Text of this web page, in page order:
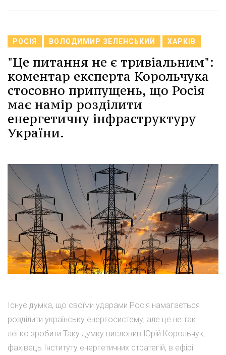
РОСІЯ ВОЛОДИМИР ЗЕЛЕНСЬКИЙ ХАРКІВ
"Це питання не є тривіальним":
коментар експерта Корольчука
стосовно припущень, що Росія
має намір розділити
енергетичну інфраструктуру
України.
Існує думка, що своїми ударами Росія намагається
розділити українську енергосистему, але це не так
легко зробити Таку думку висловив Юрій Корольчук,
фахівець Інституту енергетичних стратегій, в ефірі